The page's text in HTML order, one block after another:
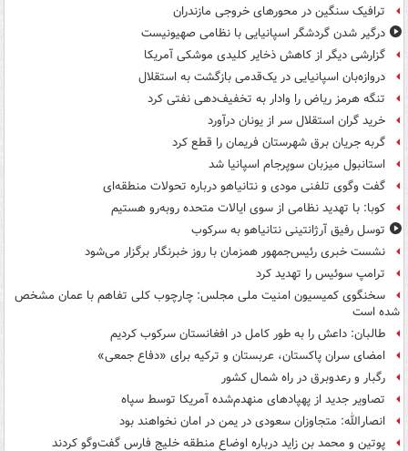
ترافیک سنگین در محورهای خروجی مازندران
درگیر شدن گردشگر اسپانیایی با نظامی صهیونیست
گزارشی دیگر از کاهش ذخایر کلیدی موشکی آمریکا
دروازه‌بان اسپانیایی در یک‌قدمی بازگشت به استقلال
تنگه هرمز ریاض را وادار به تخفیف‌دهی نفتی کرد
خرید گران استقلال سر از یونان درآورد
گربه جریان برق شهرستان فریمان را قطع کرد
استانبول میزبان سوپرجام اسپانیا شد
گفت وگوی تلفنی مودی و نتانیاهو درباره تحولات منطقه‌ای
کوبا: با تهدید نظامی از سوی ایالات متحده روبه‌رو هستیم
توسل رفیق آرژانتینی نتانیاهو به سرکوب
نشست خبری رئیس‌جمهور همزمان با روز خبرنگار برگزار می‌شود
ترامپ سوئیس را تهدید کرد
سخنگوی کمیسیون امنیت ملی مجلس: چارچوب کلی تفاهم با عمان مشخص
شده است
طالبان: داعش را به طور کامل در افغانستان سرکوب کردیم
امضای سران پاکستان، عربستان و ترکیه برای «دفاع جمعی»
رگبار و رعدوبرق در راه شمال کشور
تصاویر جدید از پهپادهای منهدم‌شده آمریکا توسط سپاه
انصارالله: متجاوزان سعودی در یمن در امان نخواهند بود
پوتین و محمد بن زاید درباره اوضاع منطقه خلیج فارس گفت‌وگو کردند